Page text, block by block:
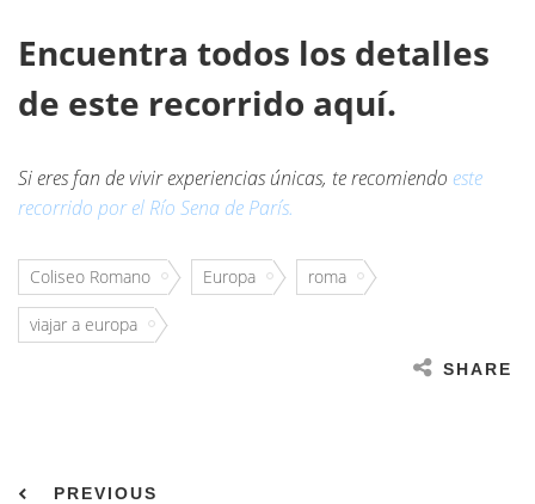
Encuentra todos los detalles
de este recorrido aquí.
Si eres fan de vivir experiencias únicas, te recomiendo este
recorrido por el Río Sena de París.
Coliseo Romano Europa roma
viajar a europa
SHARE
PREVIOUS